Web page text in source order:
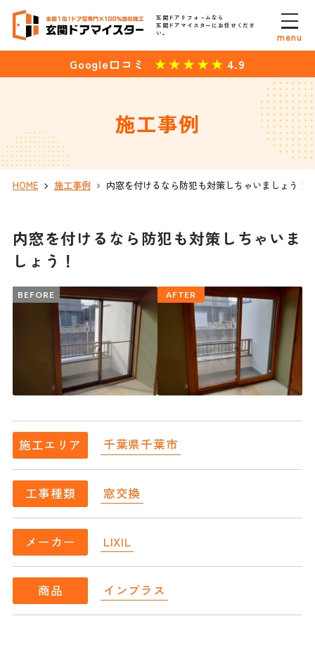
玄関ドアリフォ－ムなら
玄関ドアマイスターにお任せくださ
い。
Google口コミ 4.9
menu
施工事例
HOME 施工事例 内窓を付けるなら防犯も対策しちゃいましょう！
内窓を付けるなら防犯も対策しちゃいま
しょう！
BEFORE AFTER
施工エリア 千葉県千葉市
工事種類 窓交換
メーカー LIXIL
商品 インプラス